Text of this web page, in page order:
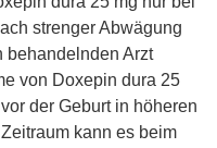
strenger Abwägung
behandelnden Arzt
von Doxepin dura 25
der Geburt in höheren
kann es beim